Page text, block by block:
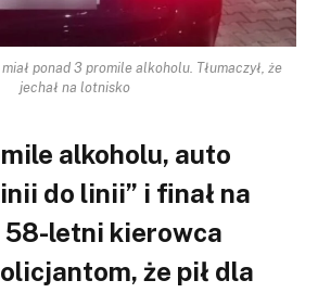
ponad 3 promile alkoholu. Tłumaczył, że
jechał na lotnisko
alkoholu, auto
do linii” i finał na
letni kierowca
że pił dla